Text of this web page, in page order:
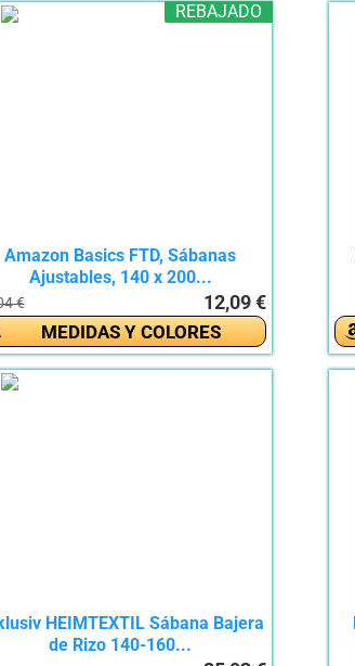
REBAJADO
Amazon Basics FTD, Sábanas
Ajustables, 140 x 200...
€ 12,09 €
MEDIDAS Y COLORES
HEIMTEXTIL Sábana Bajera
de Rizo 140-160...